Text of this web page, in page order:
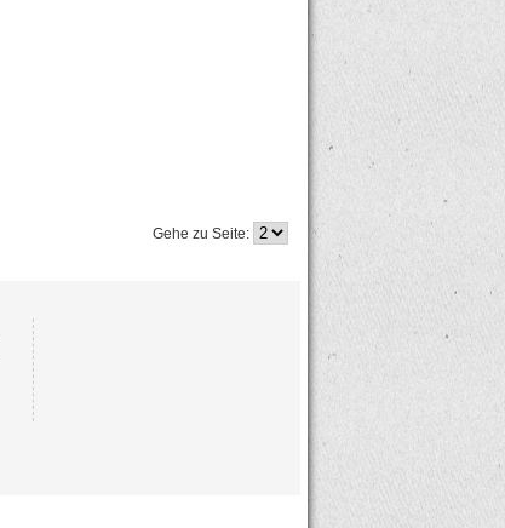
Gehe zu Seite: